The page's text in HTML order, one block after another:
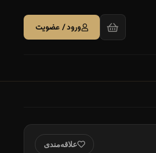
ورود / عضویت
علاقه‌مندی